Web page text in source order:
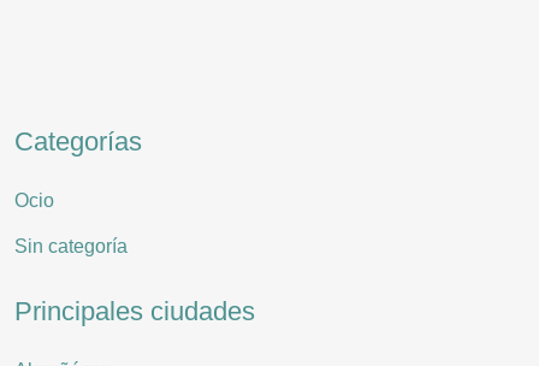
Categorías
Ocio
Sin categoría
Principales ciudades